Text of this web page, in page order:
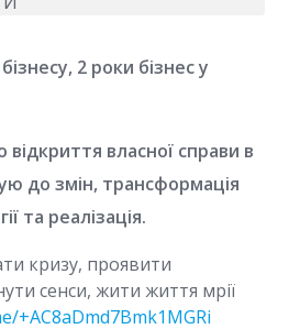
2 роки бізнес у
власної справи в
до змін, трансформація
та реалізація.
кризу, проявити
сенси, жити життя мрії
+AC8aDmd7Bmk1MGRi